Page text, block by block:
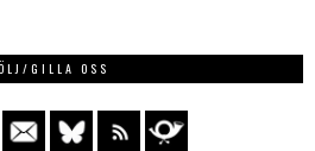
GILLA OSS